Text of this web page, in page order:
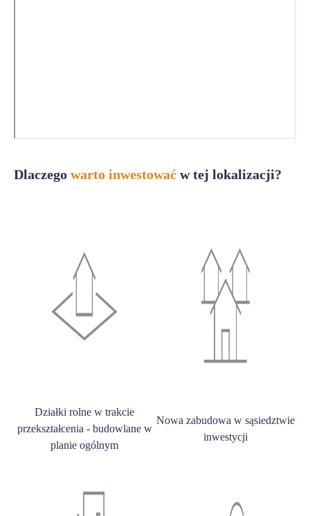
Dlaczego warto inwestować w tej lokalizacji?
Działki rolne w trakcie
przekształcenia - budowlane w
planie ogólnym
Nowa zabudowa w sąsiedztwie
inwestycji